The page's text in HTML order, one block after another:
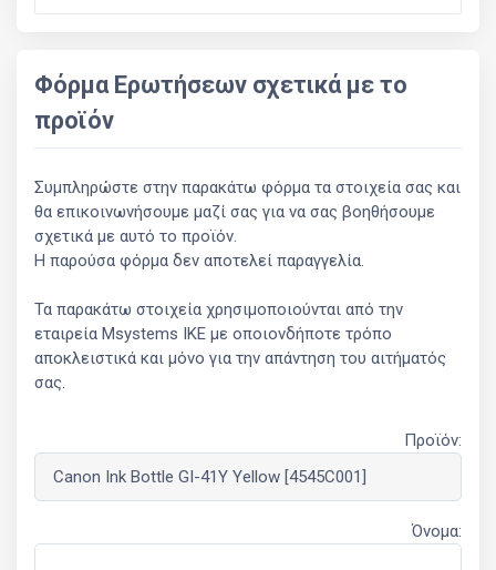
Φόρμα Ερωτήσεων σχετικά με το
προϊόν
Συμπληρώστε στην παρακάτω φόρμα τα στοιχεία σας και
θα επικοινωνήσουμε μαζί σας για να σας βοηθήσουμε
σχετικά με αυτό το προϊόν.
Η παρούσα φόρμα δεν αποτελεί παραγγελία.
Τα παρακάτω στοιχεία χρησιμοποιούνται από την
εταιρεία Msystems ΙΚΕ με οποιονδήποτε τρόπο
αποκλειστικά και μόνο για την απάντηση του αιτήματός
σας.
Προϊόν:
Όνομα: